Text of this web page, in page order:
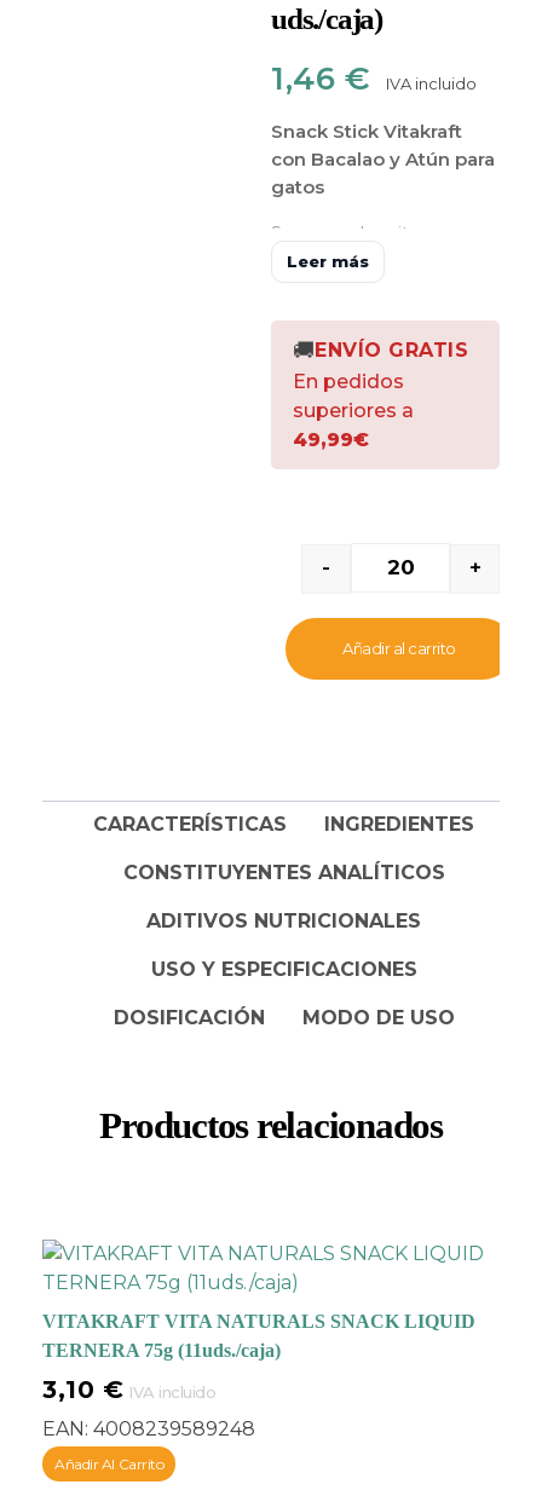
uds./caja)
1,46 € IVA incluido
Snack Stick Vitakraft
con Bacalao y Atún para
gatos
Son unas barritas
elaboradas
conpescados
seleccionados, ideal
pararecompensar a tu
gatopor buen
comportamiento o
como una chuche,
cuidan la salud de
más saludable. Es
ya que cada barrita
viene empaquetada
individualmente, y,
Estos sticks contienen
bacalao y atún, pescado
que cuida la salud,
de energíade la forma
promuevenel cuidado
felino.Contienen
mantener a tu mascota
siempre activa y
simplemente es un
snack delicioso que
Leer más
🚚 ENVÍO GRATIS
En pedidos
superiores a
49,99€
- +
Añadir al carrito
CARACTERÍSTICAS INGREDIENTES
CONSTITUYENTES ANALÍTICOS
ADITIVOS NUTRICIONALES
USO Y ESPECIFICACIONES
DOSIFICACIÓN MODO DE USO
Productos relacionados
VITAKRAFT VITA NATURALS SNACK LIQUID
TERNERA 75g (11uds./caja)
3,10 € IVA incluido
EAN: 4008239589248
Añadir Al Carrito